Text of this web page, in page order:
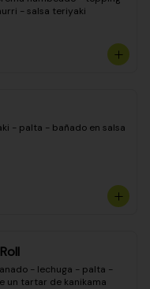
- salsa teriyaki
- palta - bañado en salsa
- lechuga - palta -
un tartar de kanikama